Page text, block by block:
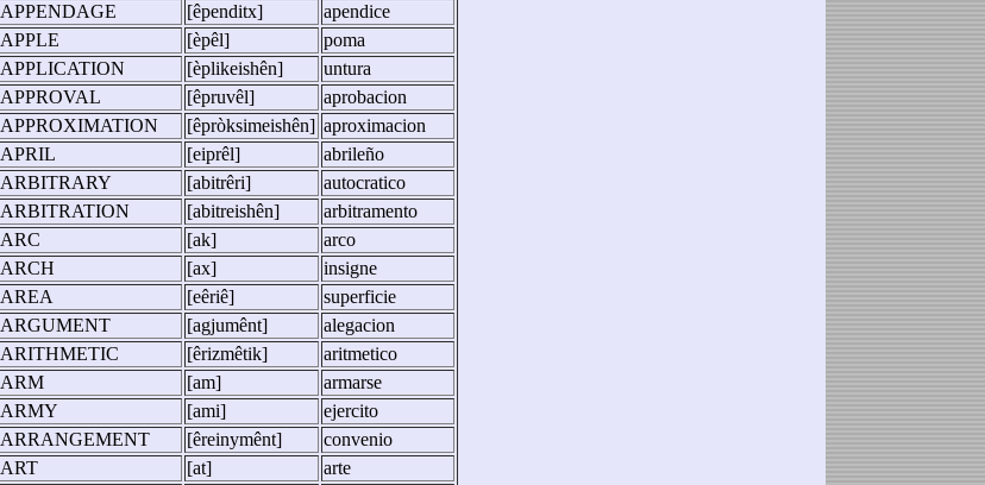
APPENDAGE [êpenditx]
apendice
APPLE [èpêl]
poma
APPLICATION [èplikeishên]
untura
APPROVAL [êpruvêl]
aprobacion
APPROXIMATION [êpròksimeishên] aproximacion
APRIL [eiprêl]
abrileño
ARBITRARY [abitrêri]
autocratico
ARBITRATION [abitreishên]
arbitramento
ARC [ak]
arco
ARCH [ax]
insigne
AREA [eêriê]
superficie
ARGUMENT [agjumênt]
alegacion
ARITHMETIC [êrizmêtik]
aritmetico
ARM [am]
armarse
ARMY [ami]
ejercito
ARRANGEMENT [êreinymênt]
convenio
ART [at]
arte